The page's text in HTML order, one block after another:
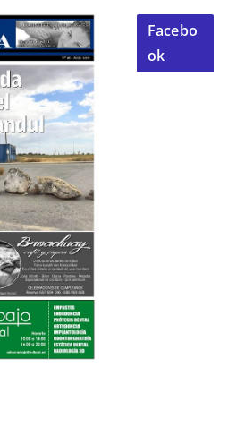
Facebo
ok